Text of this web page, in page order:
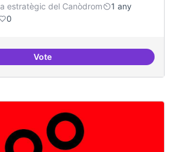
estratègic del Canòdrom
1 any
0
VoteProcés participatiu